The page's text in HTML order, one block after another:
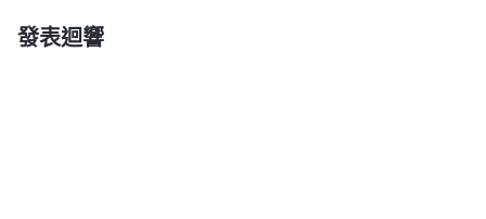
的太偏謬了！
發表迴響